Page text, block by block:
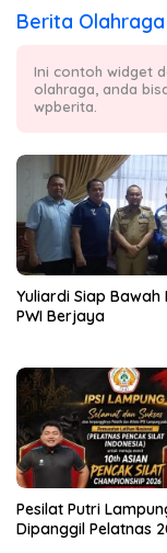
Berita Olahraga
Ini contoh widget
olahraga, anda
wpberita.
Yuliardi Siap Bawah
PWI Berjaya
Pesilat Putri
Dipanggil Pelatnas